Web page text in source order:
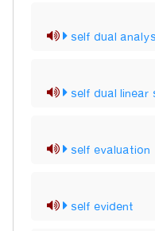
self dual
self dual linear
self evaluation
self evident